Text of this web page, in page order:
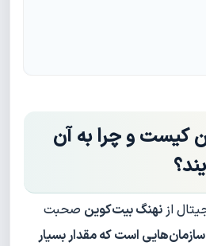
کیست و چرا به آن
ازنهنگ بیت‌کوین صحبت
سازمان‌هایی است که مقدار بسیار